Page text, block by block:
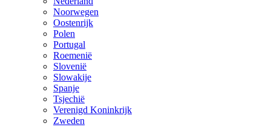
Noorwegen
Oostenrijk
Polen
Portugal
Roemenië
Slovenië
Slowakije
Spanje
Tsjechië
Verenigd Koninkrijk
Zweden